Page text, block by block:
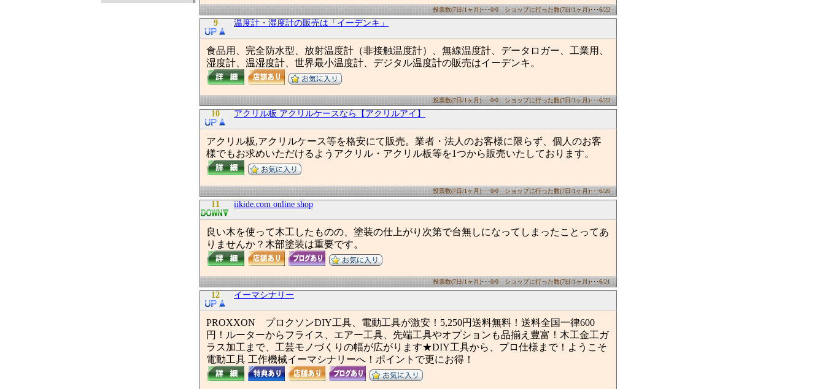
投票数(7日/1ヶ月)･･･0/0 ショップに行った数(7日/1ヶ月)･･･6/22
9 温度計・湿度計の販売は「イーデンキ」
食品用、完全防水型、放射温度計（非接触温度計）、無線温度計、データロガー、工業用、
湿度計、温湿度計、世界最小温度計、デジタル温度計の販売はイーデンキ。
投票数(7日/1ヶ月)･･･0/0 ショップに行った数(7日/1ヶ月)･･･6/22
10 アクリル板 アクリルケースなら【アクリルアイ】
アクリル板,アクリルケース等を格安にて販売。業者・法人のお客様に限らず、個人のお客
様でもお求めいただけるようアクリル・アクリル板等を1つから販売いたしております。
投票数(7日/1ヶ月)･･･0/0 ショップに行った数(7日/1ヶ月)･･･6/26
11 iikide.com online shop
良い木を使って木工したものの、塗装の仕上がり次第で台無しになってしまったことってあ
りませんか？木部塗装は重要です。
投票数(7日/1ヶ月)･･･0/0 ショップに行った数(7日/1ヶ月)･･･6/21
12 イーマシナリー
PROXXON プロクソンDIY工具、電動工具が激安！5,250円送料無料！送料全国一律600
円！ルーターからフライス、エアー工具、先端工具やオプションも品揃え豊富！木工金工ガ
ラス加工まで、工芸モノづくりの幅が広がります★DIY工具から、プロ仕様まで！ようこそ
電動工具 工作機械イーマシナリーへ！ポイントで更にお得！